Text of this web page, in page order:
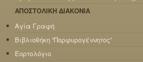
ΑΠΟΣΤΟΛΙΚΗ ΔΙΑΚΟΝΙΑ
Αγία Γραφή
Βιβλιοθήκη “Πορφυρογέννητος”
Εορτολόγιο